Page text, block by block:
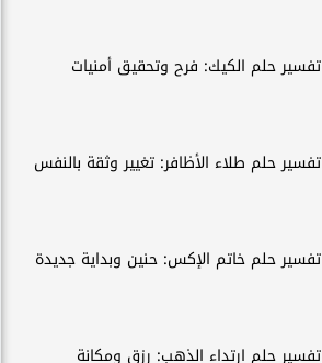
تفسير حلم الكيك: فرح وتحقيق أمنيات
تفسير حلم طلاء الأظافر: تغيير وثقة بالنفس
تفسير حلم خاتم الإكس: حنين وبداية جديدة
تفسير حلم ارتداء الذهب: رزق ومكانة